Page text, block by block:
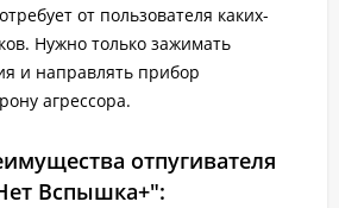
от пользователя каких-
Нужно только зажимать
и направлять прибор
агрессора.
отпугивателя
Вспышка+":